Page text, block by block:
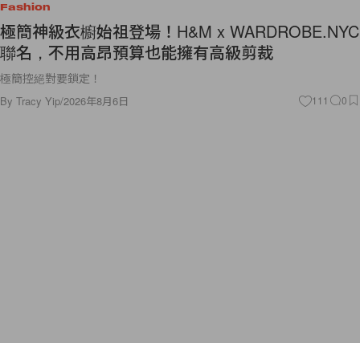
Fashion
極簡神級衣櫥始祖登場！H&M x WARDROBE.NYC
聯名，不用高昂預算也能擁有高級剪裁
極簡控絕對要鎖定！
By Tracy Yip/2026年8月6日 111 0